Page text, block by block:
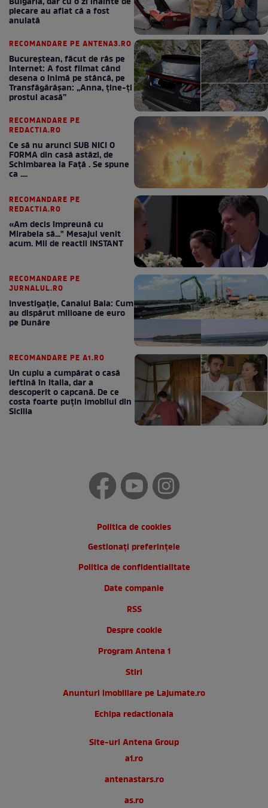
plecare au aflat că a fost
anulată
RECOMANDARE PE ANTENA3.RO
Bucureștean, făcut de râs pe
internet: A fost filmat când
desena o inimă pe stâncă, pe
Transfăgărășan: „Anna, ține-ți
prostul acasă”
RECOMANDARE PE
REDACTIA.RO
Ce să nu arunci SUB NICI O
FORMA din casă astăzi, de
Schimbarea la Față . Se spune
ca ....
RECOMANDARE PE
REDACTIA.RO
«Am decis împreună cu
Mirabela să..." Mesajul venit
acum. Mii de reactii INSTANT
RECOMANDARE PE
JURNALUL.RO
Investigație, Canalul Bala: Cum
au dispărut milioane de euro
pe Dunăre
RECOMANDARE PE A1.RO
Un cuplu a cumpărat o casă
ieftină în Italia, dar a
descoperit o capcană. De ce
costa foarte puțin imobilul din
Sicilia
Politica de cookies
Gestionați preferințele
Politica de confidentialitate
Date companie
RSS
Despre cookie
Program Antena 1
Stiri
Anunturi imobiliare pe Lajumate.ro
Echipa redactionala
Site-uri Antena Group
a1.ro
antenastars.ro
as.ro